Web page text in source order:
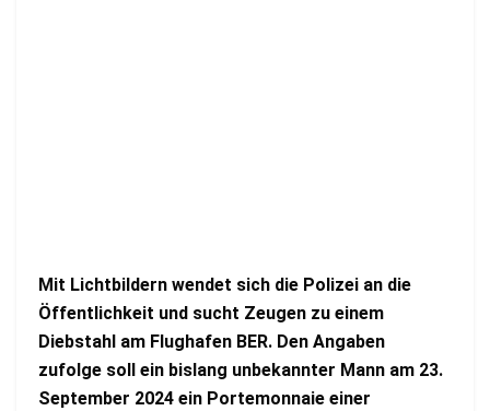
Mit Lichtbildern wendet sich die Polizei an die
Öffentlichkeit und sucht Zeugen zu einem
Diebstahl am Flughafen BER. Den Angaben
zufolge soll ein bislang unbekannter Mann am 23.
September 2024 ein Portemonnaie einer